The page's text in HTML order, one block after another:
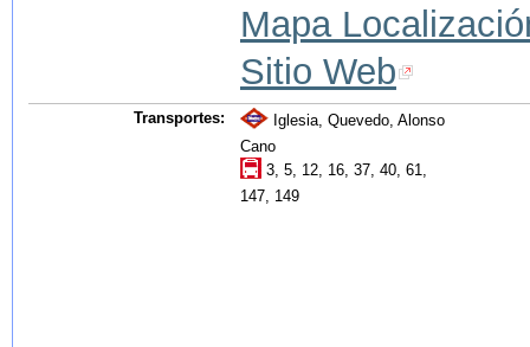
Mapa
Sitio Web
Transportes:
Iglesia, Quevedo, Alonso
Cano
3, 5, 12, 16, 37, 40, 61,
147, 149